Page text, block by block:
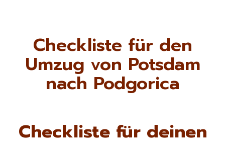
Checkliste für den
Umzug von Potsdam
nach Podgorica
Checkliste für deinen